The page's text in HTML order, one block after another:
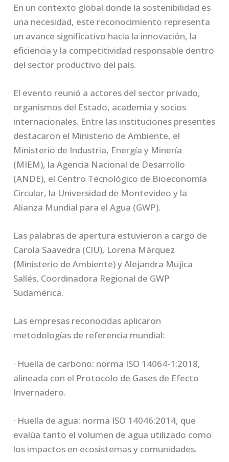
En un contexto global donde la sostenibilidad es
una necesidad, este reconocimiento representa
un avance significativo hacia la innovación, la
eficiencia y la competitividad responsable dentro
del sector productivo del país.
El evento reunió a actores del sector privado,
organismos del Estado, academia y socios
internacionales. Entre las instituciones presentes
destacaron el Ministerio de Ambiente, el
Ministerio de Industria, Energía y Minería
(MIEM), la Agencia Nacional de Desarrollo
(ANDE), el Centro Tecnológico de Bioeconomía
Circular, la Universidad de Montevideo y la
Alianza Mundial para el Agua (GWP).
Las palabras de apertura estuvieron a cargo de
Carola Saavedra (CIU), Lorena Márquez
(Ministerio de Ambiente) y Alejandra Mujica
Sallés, Coordinadora Regional de GWP
Sudamérica.
Las empresas reconocidas aplicaron
metodologías de referencia mundial:
· Huella de carbono: norma ISO 14064-1:2018,
alineada con el Protocolo de Gases de Efecto
Invernadero.
· Huella de agua: norma ISO 14046:2014, que
evalúa tanto el volumen de agua utilizado como
los impactos en ecosistemas y comunidades.